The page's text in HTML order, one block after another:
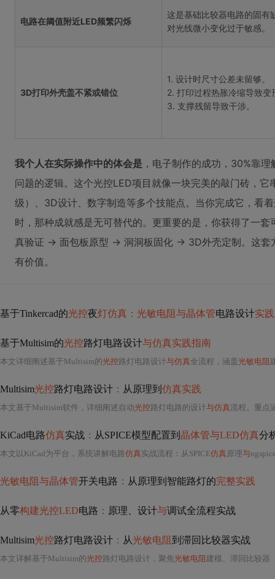
电路在阈值附近LED频繁闪烁
这是基础比较器电路的固有
对光线微小变化过于敏感。
3D打印外壳盖不紧或错位
1. 设计时尺寸公差未留够。
2. 打印过程热胀冷缩导致变
3. 支撑残留导致干涉。
我个人在实际操作中的体会是 ，电子制作的成功，30%靠
问题的逻辑。这个光控LED项目就像一块完美的敲门砖，
级）、3D设计、数字制造等多个技能点。当你完成它，看
时，那种成就感是无可替代的。更重要的是，你获得了一套
真验证 -> 面包板原型 -> 洞洞板固化 -> 3D外壳定制。这
有价值。
基于Tinkercad的光控夜灯仿真：光敏电阻与晶体管电路设计实践
基于Multisim的光控路灯电路设计与仿真实践指南
本文详细阐述基于Multisim的光控路灯电路设计与仿真全流程，涵盖 光敏电阻
Multisim光控路灯电路设计 ： 从原理到 仿真实践
本文基于Multisim软件，详细阐述自动光控路灯电路的设计与仿真流程。重点
KiCad电路仿真实战 ： 从SPICE模型配置到 晶体管与LED仿真分
本文以KiCad为平台，系统讲解电路仿真实战流程 ： 从SPICE仿真 原理与
光敏电阻与晶体管开关电路 ： 从原理到智能路灯的完整实践
从零构建光控LED电路 ： 原理、设计与调试全流程实战
Multisim光控路灯电路设计 ： 从光敏电阻 到滞回比较器实战
本文详解基于Multisim的光控路灯电路设计，聚焦 光敏电阻 建模、滞回比较器